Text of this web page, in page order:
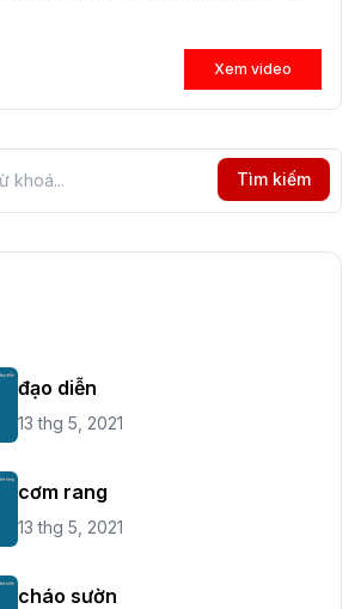
Xem video
Tìm kiếm
đạo diễn
13 thg 5, 2021
cơm rang
13 thg 5, 2021
cháo sườn